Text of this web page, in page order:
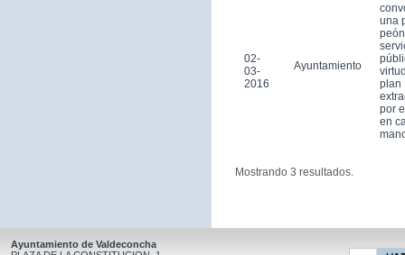
02-
03-
2016
Ayuntamiento
una
peón
plan
por
en
Mostrando 3 resultados.
Ayuntamiento de Valdeconcha